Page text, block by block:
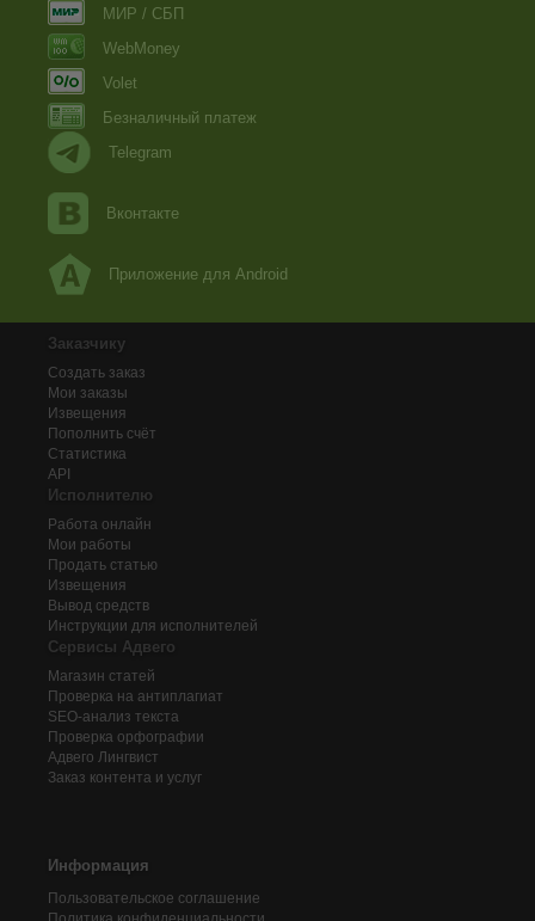
МИР / СБП
WebMoney
Volet
Безналичный платеж
Telegram
Вконтакте
Приложение для Android
Заказчику
Создать заказ
Мои заказы
Извещения
Пополнить счёт
Статистика
API
Исполнителю
Работа онлайн
Мои работы
Продать статью
Извещения
Вывод средств
Инструкции для исполнителей
Сервисы Адвего
Магазин статей
Проверка на антиплагиат
SEO-анализ текста
Проверка орфографии
Адвего Лингвист
Заказ контента и услуг
Информация
Пользовательское соглашение